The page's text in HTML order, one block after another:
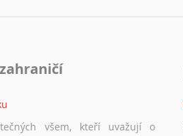
všem, kteří uvažují o